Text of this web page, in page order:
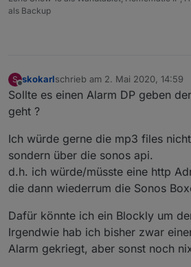
als Backup
S
Offline
skokarlschrieb am 2. Mai 2020, 14:59
zuletzt editiert von
Sollte es einen Alarm DP geben
geht ?
Ich würde gerne die mp3 files
sondern über die sonos api.
d.h. ich würde/müsste eine http
die dann wiederrum die Sonos
Dafür könnte ich ein Blockly um
Irgendwie hab ich bisher zwar
Alarm gekriegt, aber sonst noch